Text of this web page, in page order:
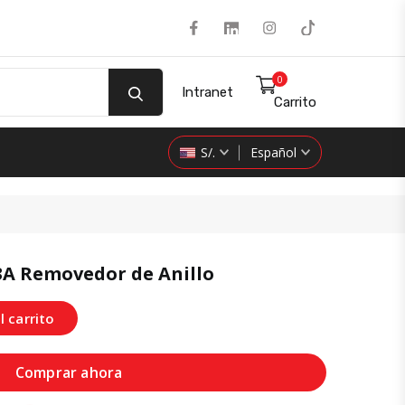
FacebookLinkedIn Instagram
Tiktok
Intranet
0
Carrito
S/. Español
Removedor de Anillo
carrito
Comprar ahora